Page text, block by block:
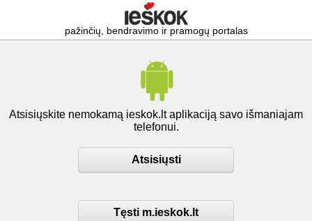
pažinčių, bendravimo ir pramogų portalas
Atsisiųskite nemokamą ieskok.lt aplikaciją savo išmaniajam
telefonui.
Atsisiųsti
Tęsti m.ieskok.lt